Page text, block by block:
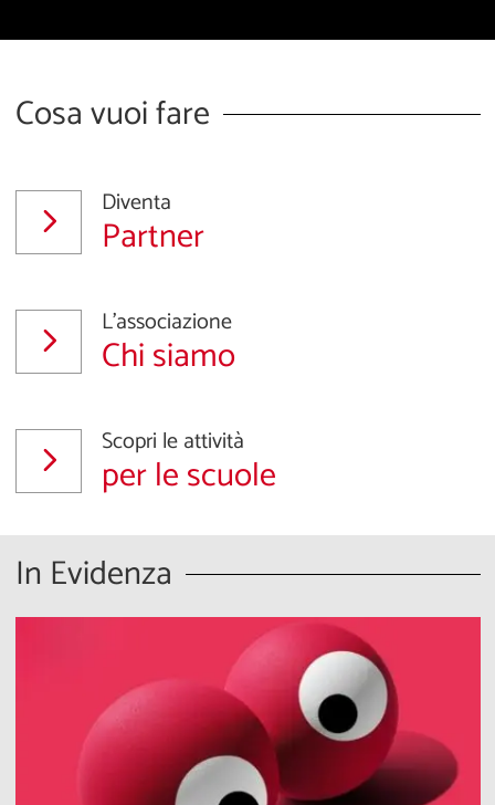
Cosa vuoi fare
Diventa
Partner
L'associazione
Chi siamo
Scopri le attività
per le scuole
In Evidenza